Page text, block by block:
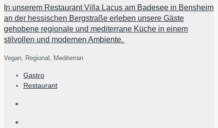
In unserem Restaurant Villa Lacus am Badesee in Bensheim
an der hessischen Bergstraße erleben unsere Gäste
gehobene regionale und mediterrane Küche in einem
stilvollen und modernen Ambiente.
Vegan, Regional, Mediterran
Gastro
Restaurant